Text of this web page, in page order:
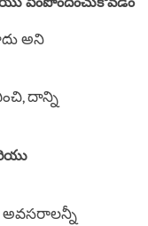
అని
దాన్ని
అవసరాలన్నీ